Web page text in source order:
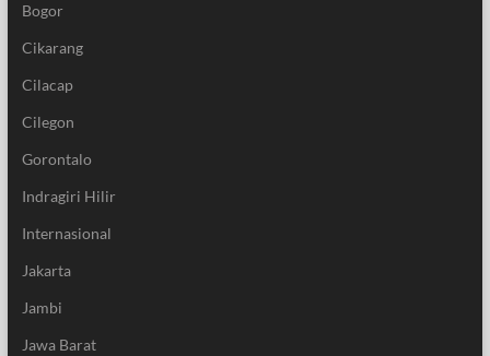
Bogor
Cikarang
Cilacap
Cilegon
Gorontalo
Indragiri Hilir
Internasional
Jakarta
Jambi
Jawa Barat